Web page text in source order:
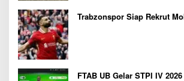
Trabzonspor Siap Rekrut
FTAB UB Gelar STPI IV